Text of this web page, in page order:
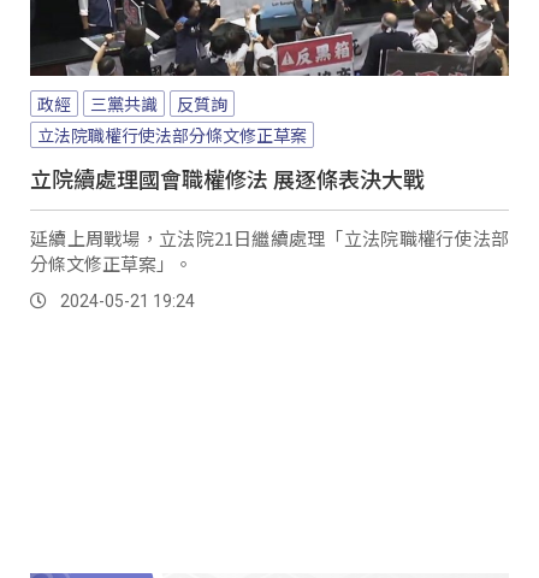
政經 三黨共識
反質詢
立法院職權行使法部分條文修正草案
立院續處理國會職權修法 展逐條表決大戰
延續上周戰場，立法院21日繼續處理「立法院職權行使法部
分條文修正草案」。
2024-05-21 19:24